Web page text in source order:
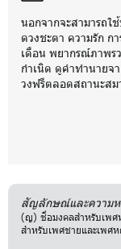
นอกจากจะสามารถใ
ดวงชะตา ความรัก ก
เดือน พยากรณ์ภาพร
กำเนิด ดูคำทำนายจ
วงฟรีตลอดสถานะส
สัญลักษณ์และความห
(ญ) ชื่อมงคลสำหรับเพ
สำหรับเพศชายและเพศ